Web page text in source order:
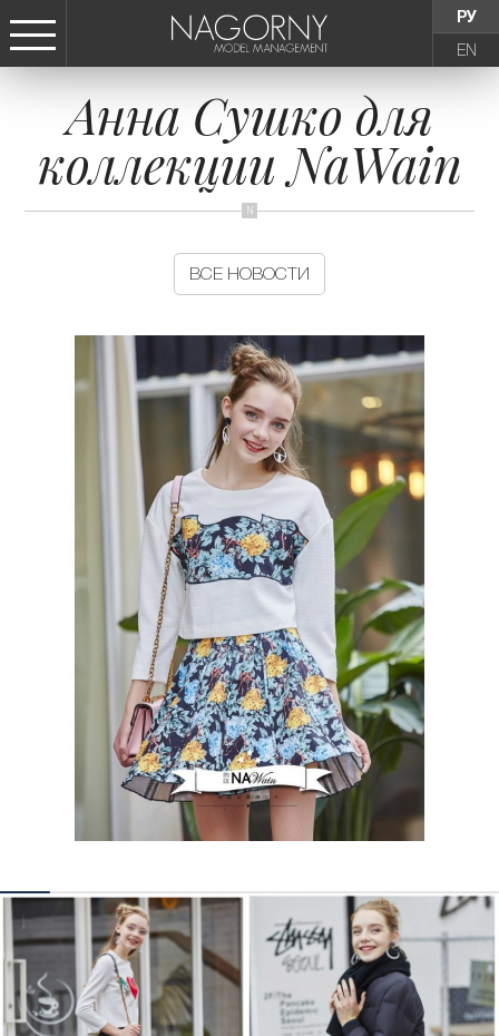
РУ
EN
СТАТЬ МОДЕЛЬЮ
ДЕВУШКИ
АГЕНТСТВО
НОВОСТИ
КОНТАКТЫ
Анна Сушко для
коллекции NaWain
ВСЕ НОВОСТИ